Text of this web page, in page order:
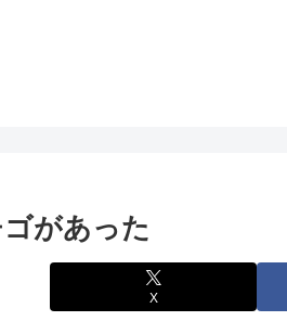
があった
X